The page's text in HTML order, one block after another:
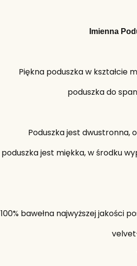
Imienna
Piękna poduszka w kształcie
poduszka do
Poduszka jest dwustronna,
poduszka jest miękka, w środku
100% bawełna najwyższej jakości